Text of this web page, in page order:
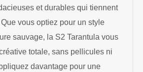
et durables qui tiennent
vous optiez pour un style
sauvage, la S2 Tarantula vous
totale, sans pellicules ni
davantage pour une